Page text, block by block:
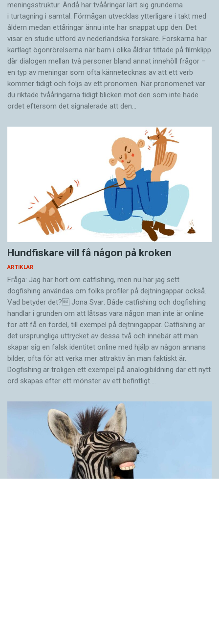
meningsstruktur. Ändå har tvååringar lärt sig grunderna
i turtagning i samtal. Förmågan utvecklas ytterligare i takt med
åldern medan ettåringar ännu inte har snappat upp den. Det
visar en studie utförd av nederländska forskare. Forskarna har
kartlagt ögonrörelserna när barn i olika åldrar tittade på filmklipp
där dialogen mellan två personer bland annat innehöll frågor –
en typ av meningar som ofta kännetecknas av att ett verb
kommer tidigt och följs av ett pronomen. När pronomenet var
du riktade tvååringarna tidigt blicken mot den som inte hade
ordet eftersom det ­signalerade att den…
Hundfiskare vill få någon på kroken
ARTIKLAR
Fråga: Jag har hört om catfishing, men nu har jag sett
dogfishing användas om folks profiler på dejtningappar också.
Vad betyder det? Jona Svar: Både catfishing och dogfishing
handlar i grunden om att låtsas vara någon man inte är online
för att få en fördel, till exempel på dejtningappar. Catfishing är
det ursprungliga uttrycket av dessa två och innebär att man
skapar sig en falsk identitet online med hjälp av någon annans
bilder, ofta för att verka mer attraktiv än man faktiskt är.
Dogfishing är troligen ett exempel på analogibildning där ett nytt
ord skapas efter ett mönster av ett befintligt.…